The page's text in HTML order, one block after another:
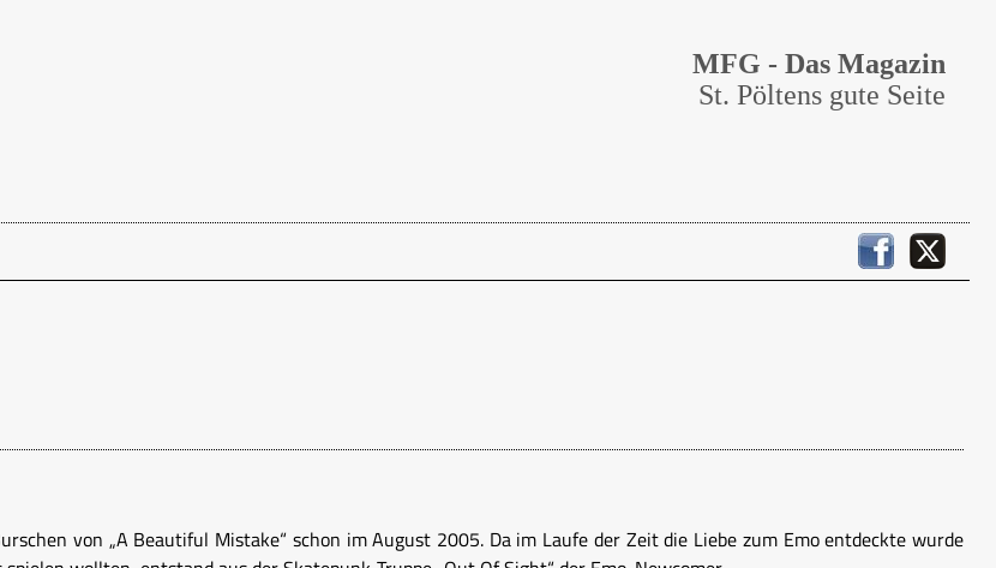
MFG - Das Magazin
St. Pöltens gute Seite
von „A Beautiful Mistake“ schon im August 2005. Da im Laufe der Zeit die Liebe zum Emo entdeckte wurde